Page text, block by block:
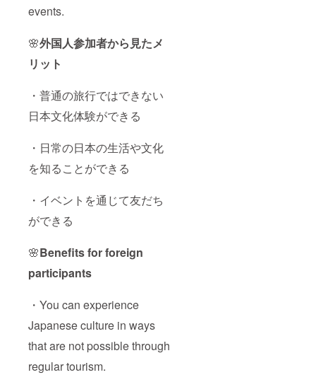
events.
🌸外国人参加者から見たメ
リット
・普通の旅行ではできない
日本文化体験ができる
・日常の日本の生活や文化
を知ることができる
・イベントを通じて友だち
ができる
🌸Benefits for foreign
participants
・You can experience
Japanese culture in ways
that are not possible through
regular tourism.